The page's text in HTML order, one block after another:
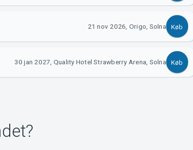
21 nov 2026, Origo, Solna Køb
30 jan 2027, Quality Hotel Strawberry Arena, Solna Køb